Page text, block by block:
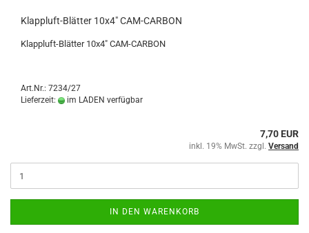
Klappluft-Blätter 10x4" CAM-CARBON
Klappluft-Blätter 10x4" CAM-CARBON
Art.Nr.: 7234/27
Lieferzeit:
im LADEN verfügbar
7,70 EUR
inkl. 19% MwSt. zzgl. Versand
IN DEN WARENKORB